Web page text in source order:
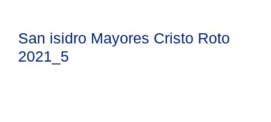
San isidro Mayores Cristo Roto
2021_5